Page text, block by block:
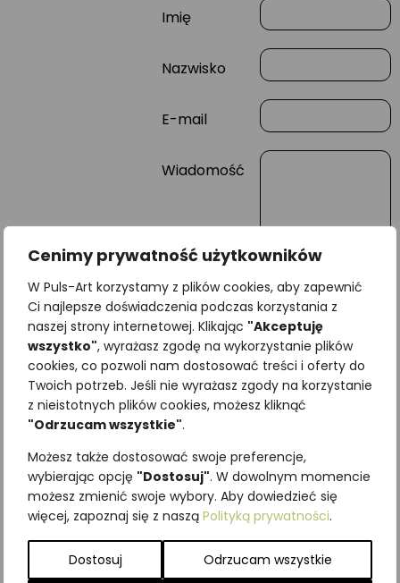
Cenimy prywatność użytkowników
W Puls-Art korzystamy z plików cookies, aby zapewnić
Ci najlepsze doświadczenia podczas korzystania z
naszej strony internetowej. Klikając "Akceptuję
wszystko", wyrażasz zgodę na wykorzystanie plików
cookies, co pozwoli nam dostosować treści i oferty do
Twoich potrzeb. Jeśli nie wyrażasz zgody na korzystanie
z nieistotnych plików cookies, możesz kliknąć
"Odrzucam wszystkie".
Możesz także dostosować swoje preferencje,
wybierając opcję "Dostosuj". W dowolnym momencie
możesz zmienić swoje wybory. Aby dowiedzieć się
więcej, zapoznaj się z naszą Polityką prywatności.
Dostosuj Odrzucam wszystkie
Imię
Nazwisko
E-mail
Wiadomość
Najniższa cena z ostatnich 30
dni:65,00zł
SKU:
Podobne produkty